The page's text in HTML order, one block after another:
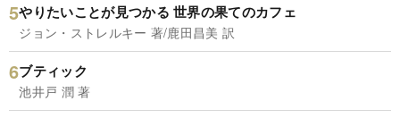
やりたいことが見つかる 世界の果てのカフェ
ジョン・ストレルキー 著/鹿田昌美 訳
ブティック
池井戸 潤 著